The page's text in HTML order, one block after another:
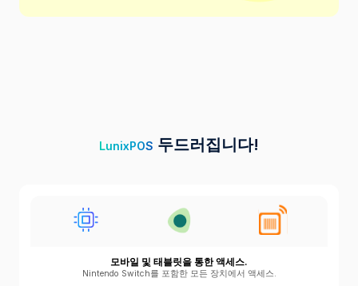
LunixPOS 두드러집니다!
모바일 및 태블릿을 통한 액세스.
Nintendo Switch를 포함한 모든 장치에서 액세스.